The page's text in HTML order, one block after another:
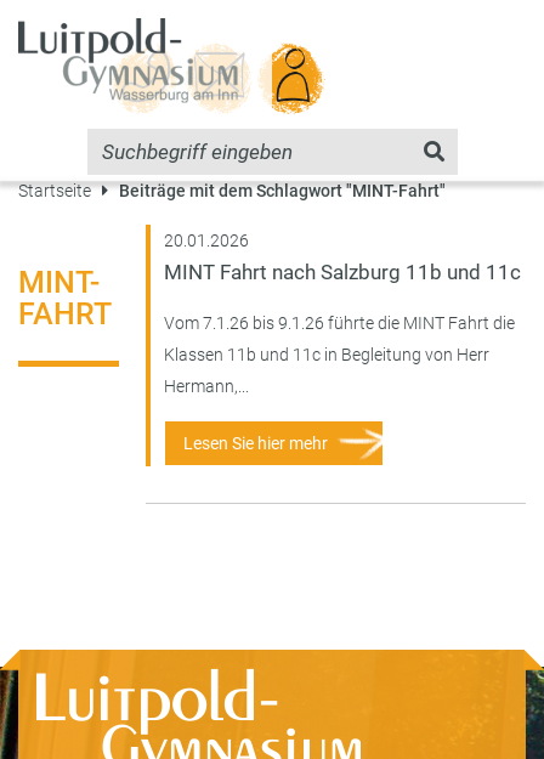
Startseite Beiträge mit dem Schlagwort "MINT-Fahrt"
MINT-
FAHRT
20.01.2026
MINT Fahrt nach Salzburg 11b und 11c
Vom 7.1.26 bis 9.1.26 führte die MINT Fahrt die
Klassen 11b und 11c in Begleitung von Herr
Hermann,...
Lesen Sie hier mehr